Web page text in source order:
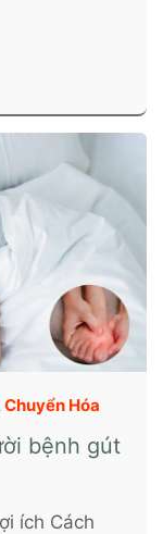
Chuyển Hóa
bệnh gút
ích Cách